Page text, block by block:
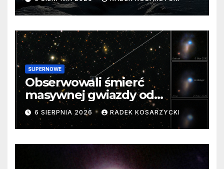
SUPERNOWE
Obserwowali śmierć
masywnej gwiazdy od
samego początku. Niezwykle
cenne dane
6 SIERPNIA 2026 RADEK KOSARZYCKI